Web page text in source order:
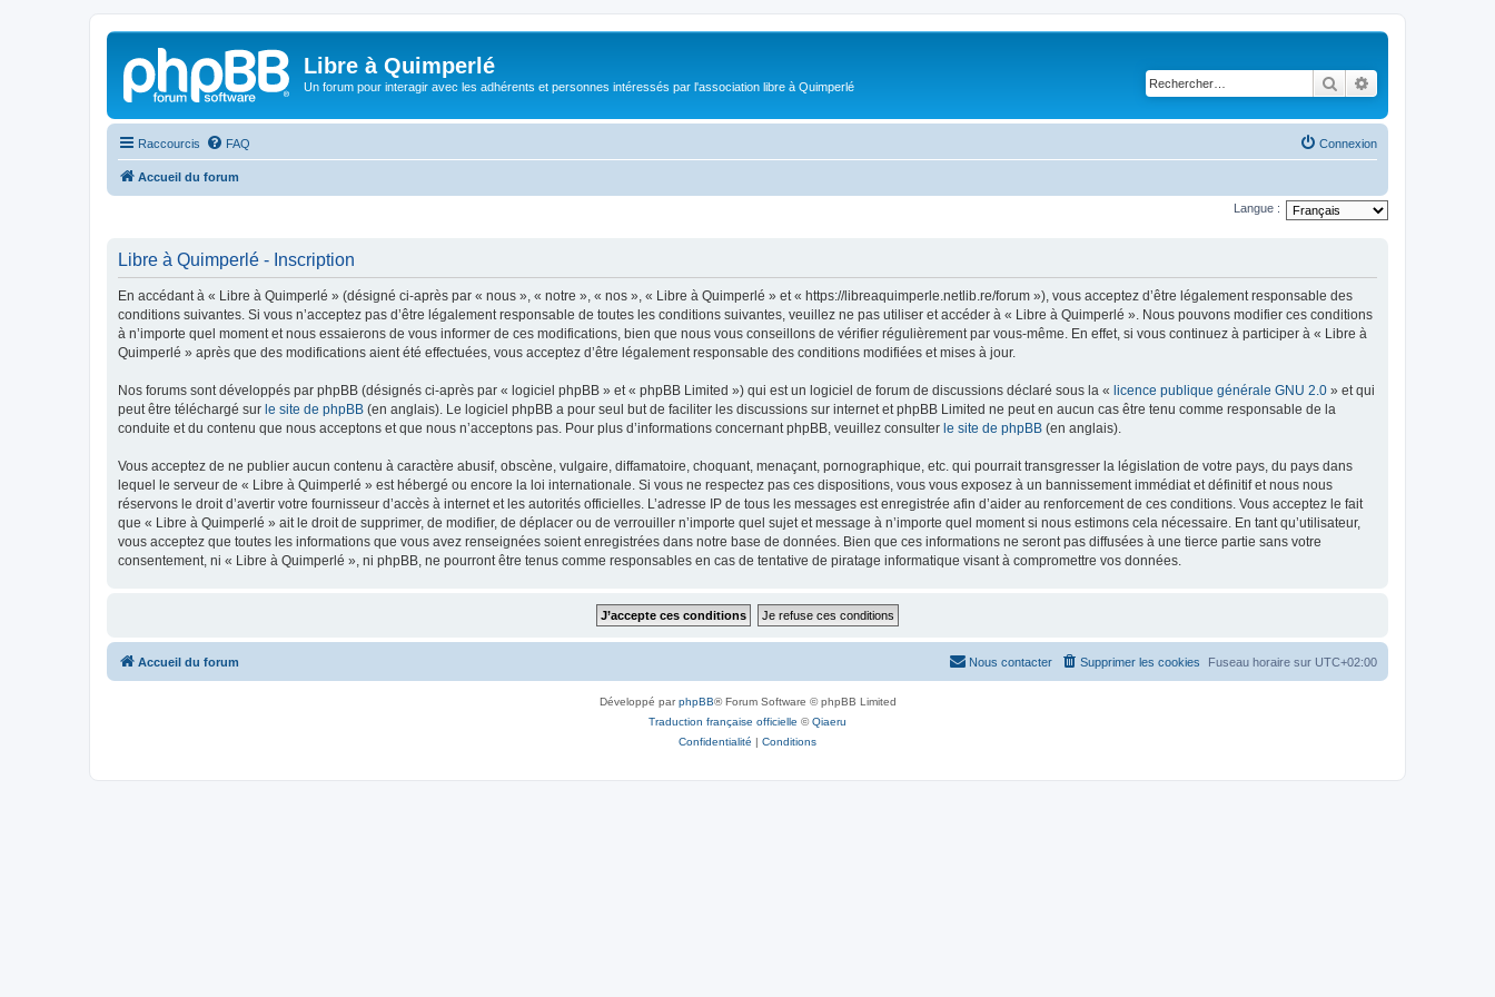
Libre à Quimperlé
Un forum pour interagir avec les adhérents et personnes intéressés par l'association libre à Quimperlé Rechercher
Raccourcis FAQ Connexion
Accueil du forum
Langue :
Libre à Quimperlé - Inscription
En accédant à « Libre à Quimperlé » (désigné ci-après par « nous », « notre », « nos », « Libre à Quimperlé » et « https://libreaquimperle.netlib.re/forum »), vous acceptez d’être légalement responsable des
conditions suivantes. Si vous n’acceptez pas d’être légalement responsable de toutes les conditions suivantes, veuillez ne pas utiliser et accéder à « Libre à Quimperlé ». Nous pouvons modifier ces conditions
à n’importe quel moment et nous essaierons de vous informer de ces modifications, bien que nous vous conseillons de vérifier régulièrement par vous-même. En effet, si vous continuez à participer à « Libre à
Quimperlé » après que des modifications aient été effectuées, vous acceptez d’être légalement responsable des conditions modifiées et mises à jour.
Nos forums sont développés par phpBB (désignés ci-après par « logiciel phpBB » et « phpBB Limited ») qui est un logiciel de forum de discussions déclaré sous la « licence publique générale GNU 2.0 » et qui
peut être téléchargé sur le site de phpBB (en anglais). Le logiciel phpBB a pour seul but de faciliter les discussions sur internet et phpBB Limited ne peut en aucun cas être tenu comme responsable de la
conduite et du contenu que nous acceptons et que nous n’acceptons pas. Pour plus d’informations concernant phpBB, veuillez consulter le site de phpBB (en anglais).
Vous acceptez de ne publier aucun contenu à caractère abusif, obscène, vulgaire, diffamatoire, choquant, menaçant, pornographique, etc. qui pourrait transgresser la législation de votre pays, du pays dans
lequel le serveur de « Libre à Quimperlé » est hébergé ou encore la loi internationale. Si vous ne respectez pas ces dispositions, vous vous exposez à un bannissement immédiat et définitif et nous nous
réservons le droit d’avertir votre fournisseur d’accès à internet et les autorités officielles. L’adresse IP de tous les messages est enregistrée afin d’aider au renforcement de ces conditions. Vous acceptez le fait
que « Libre à Quimperlé » ait le droit de supprimer, de modifier, de déplacer ou de verrouiller n’importe quel sujet et message à n’importe quel moment si nous estimons cela nécessaire. En tant qu’utilisateur,
vous acceptez que toutes les informations que vous avez renseignées soient enregistrées dans notre base de données. Bien que ces informations ne seront pas diffusées à une tierce partie sans votre
consentement, ni « Libre à Quimperlé », ni phpBB, ne pourront être tenus comme responsables en cas de tentative de piratage informatique visant à compromettre vos données.
Accueil du forum Fuseau horaire sur UTC+02:00
Supprimer les cookies
Nous contacter
Développé parphpBB® Forum Software © phpBB Limited
Traduction française officielle ©Qiaeru
Confidentialité | Conditions